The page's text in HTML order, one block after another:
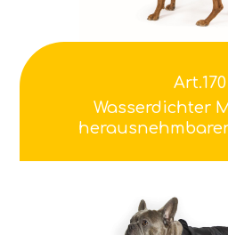
Art.170
Wasserdichter